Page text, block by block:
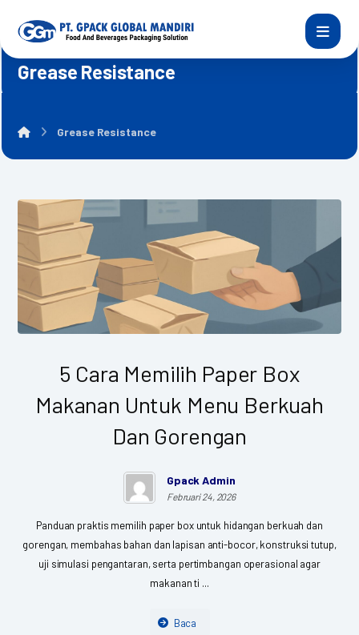
Grease Resistance
Grease Resistance
5 Cara Memilih Paper Box
Makanan Untuk Menu Berkuah
Dan Gorengan
Gpack Admin
Februari 24, 2026
Panduan praktis memilih paper box untuk hidangan berkuah dan
gorengan, membahas bahan dan lapisan anti-bocor, konstruksi tutup,
uji simulasi pengantaran, serta pertimbangan operasional agar
makanan ti ...
Baca